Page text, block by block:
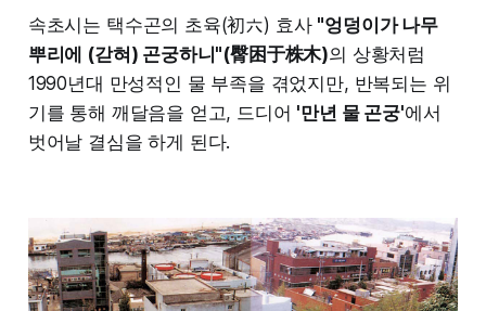
속초시는 택수곤의 초육(初六) 효사 "엉덩이가 나무
뿌리에 (갇혀) 곤궁하니"(臀困于株木)의 상황처럼
1990년대 만성적인 물 부족을 겪었지만, 반복되는 위
기를 통해 깨달음을 얻고, 드디어 '만년 물 곤궁'에서
벗어날 결심을 하게 된다.